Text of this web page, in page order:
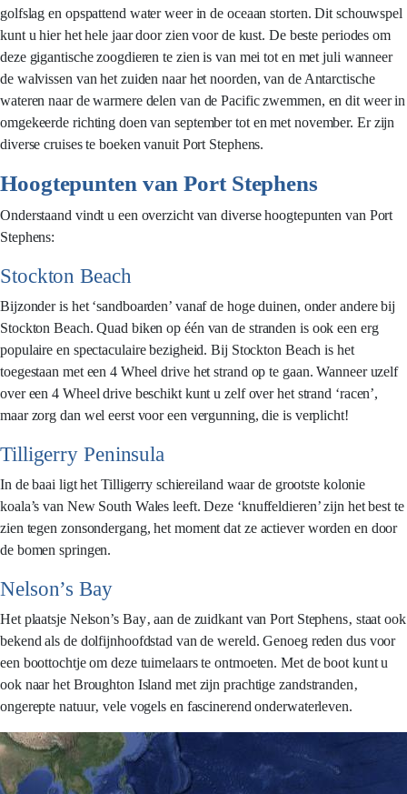
golfslag en opspattend water weer in de oceaan storten. Dit schouwspel
kunt u hier het hele jaar door zien voor de kust. De beste periodes om
deze gigantische zoogdieren te zien is van mei tot en met juli wanneer
de walvissen van het zuiden naar het noorden, van de Antarctische
wateren naar de warmere delen van de Pacific zwemmen, en dit weer in
omgekeerde richting doen van september tot en met november. Er zijn
diverse cruises te boeken vanuit Port Stephens.
Hoogtepunten van Port Stephens
Onderstaand vindt u een overzicht van diverse hoogtepunten van Port
Stephens:
Stockton Beach
Bijzonder is het ‘sandboarden’ vanaf de hoge duinen, onder andere bij
Stockton Beach. Quad biken op één van de stranden is ook een erg
populaire en spectaculaire bezigheid. Bij Stockton Beach is het
toegestaan met een 4 Wheel drive het strand op te gaan. Wanneer uzelf
over een 4 Wheel drive beschikt kunt u zelf over het strand ‘racen’,
maar zorg dan wel eerst voor een vergunning, die is verplicht!
Tilligerry Peninsula
In de baai ligt het Tilligerry schiereiland waar de grootste kolonie
koala’s van New South Wales leeft. Deze ‘knuffeldieren’ zijn het best te
zien tegen zonsondergang, het moment dat ze actiever worden en door
de bomen springen.
Nelson’s Bay
Het plaatsje Nelson’s Bay‚ aan de zuidkant van Port Stephens‚ staat ook
bekend als de dolfijnhoofdstad van de wereld. Genoeg reden dus voor
een boottochtje om deze tuimelaars te ontmoeten. Met de boot kunt u
ook naar het Broughton Island met zijn prachtige zandstranden‚
ongerepte natuur‚ vele vogels en fascinerend onderwaterleven.